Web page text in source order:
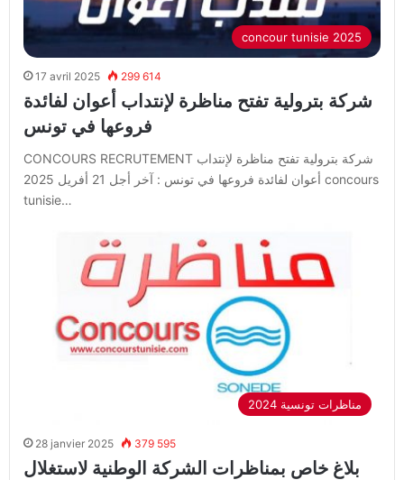
concour tunisie 2025
17 avril 2025 299 614
شركة بترولية تفتح مناظرة لإنتداب أعوان لفائدة
فروعها في تونس
CONCOURS RECRUTEMENT شركة بترولية تفتح مناظرة لإنتداب
أعوان لفائدة فروعها في تونس : آخر أجل 21 أفريل 2025 concours
tunisie…
2024 مناظرات تونسية
28 janvier 2025 379 595
بلاغ خاص بمناظرات الشركة الوطنية لاستغلال